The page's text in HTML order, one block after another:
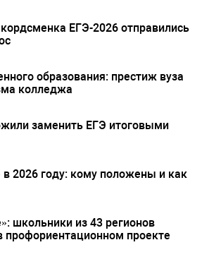
ЕГЭ-2026 отправились
образования: престиж вуза
колледжа
заменить ЕГЭ итоговыми
2026 году: кому положены и как
школьники из 43 регионов
профориентационном проекте